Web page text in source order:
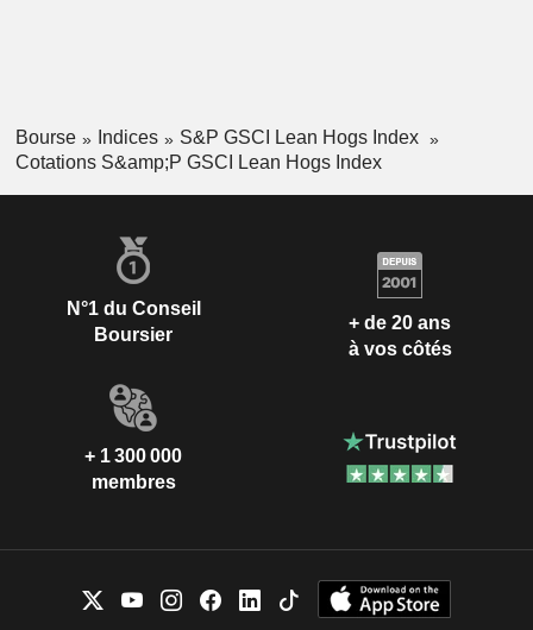
Bourse Indices
S&P GSCI Lean Hogs Index
Cotations S&amp;P GSCI Lean Hogs Index
N°1 du Conseil
Boursier
+ de 20 ans
à vos côtés
+ 1 300 000
membres